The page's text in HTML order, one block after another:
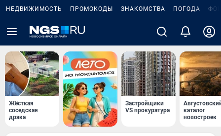
НЕДВИЖИМОСТЬ ПРОМОКОДЫ ЗНАКОМСТВА ПОГОДА
Жёсткая
соседская
драка
Застройщики
VS прокуратура
каталог
новостроек